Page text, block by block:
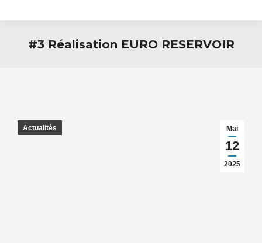
#3 Réalisation EURO RESERVOIR
Mai
12
2025
Actualités